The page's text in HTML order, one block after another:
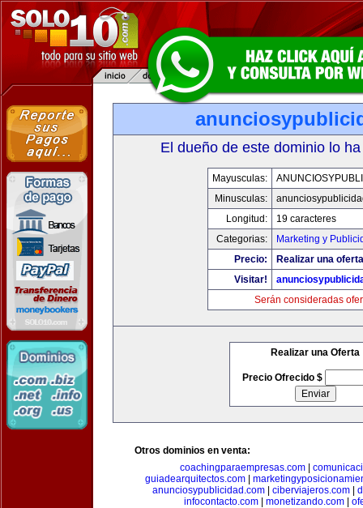
El dueño de este dominio lo
Mayusculas:
Minusculas:
Longitud:
19 caracteres
Categorias:
Marketing y
Precio:
Realizar una
Visitar!
Serán consideradas
Realizar una Oferta
Precio Ofrecido $
Otros dominios en venta:
coachingparaempresas.com|
guiadearquitectos.com
anunciosypublicidad.com| ciberviajeros.com|
infocontacto.com
monetizando.com